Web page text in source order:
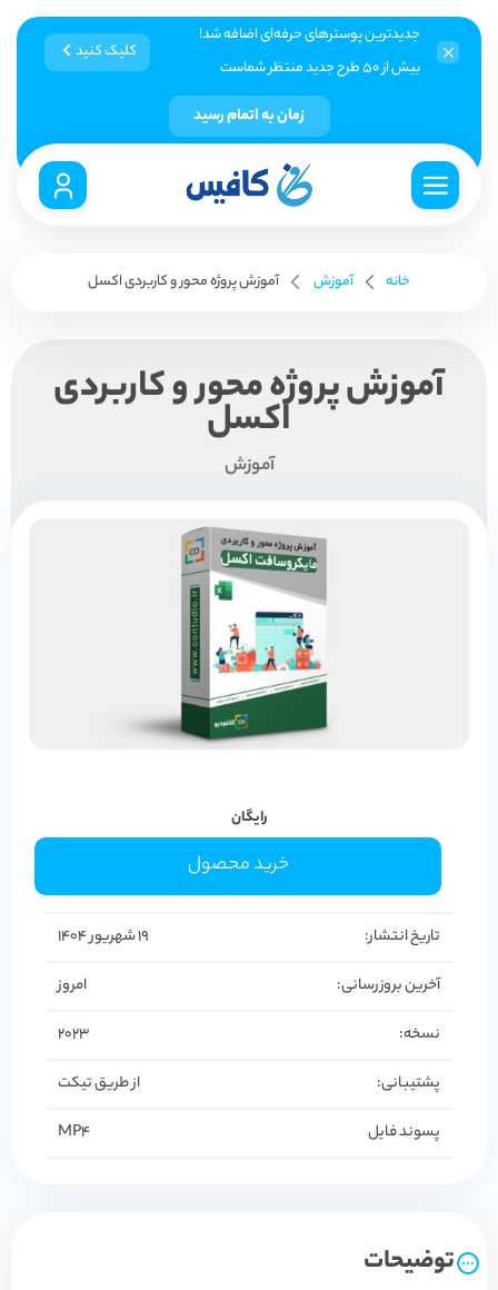
جدیدترین پوسترهای حرفه‌ای اضافه شد!
بیش از ۵۰ طرح جدید منتظر شماست
کلیک کنید
زمان به اتمام رسید
خانه آموزش آموزش پروژه محور و کاربردی اکسل
آموزش پروژه محور و کاربردی
اکسل
آموزش
رایگان
خرید محصول
تاریخ انتشار:
19 شهریور 1404
آخرین بروزرسانی:
امروز
نسخه:
2023
پشتیبانی:
از طریق تیکت
پسوند فایل
MP4
توضیحات